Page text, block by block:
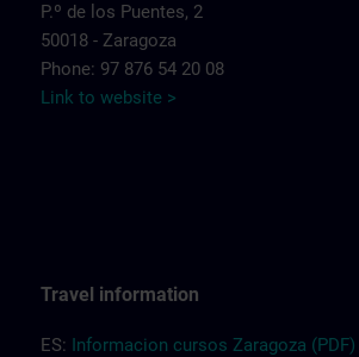
P.º de los Puentes, 2
50018 - Zaragoza
Phone: 97 876 54 20 08
Link to website >
Travel information
ES: Informacion cursos Zaragoza (PDF)